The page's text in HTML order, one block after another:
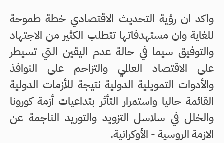
واكد ان رؤية التحديث الاقتصادي خطة طموحة
للغاية وان مستهدفاتها تتطلب الكثير من الاجتهاد
والتوفيق سيما في حالة عدم اليقين التي تسيطر
على الاقتصاد العالمي والتزاحم على النوافذ
والأدوات التمويلية الدولية نتيجة للأزمات الدولية
القائمة حاليا واستمرار التأثر بتداعيات أزمة كورونا
والخلل في سلاسل التزويد والتوريد الناجمة عن
الازمة الروسية - الأوكرانية.